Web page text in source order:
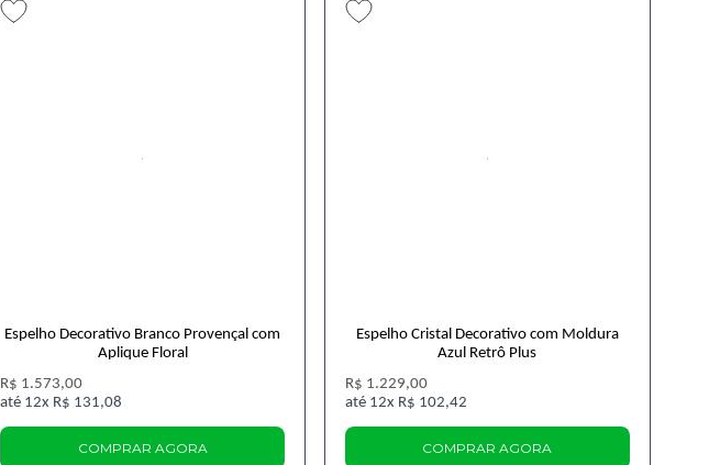
Espelho Decorativo Branco Provençal com
Aplique Floral
R$ 1.573,00
12x R$ 131,08
COMPRAR AGORA
Espelho Cristal Decorativo com Moldura
Azul Retrô Plus
R$ 1.229,00
12x R$ 102,42
COMPRAR AGORA